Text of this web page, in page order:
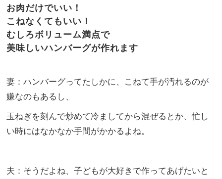
お肉だけでいい！
こねなくてもいい！
むしろボリューム満点で
美味しいハンバーグが作れます
妻：ハンバーグってたしかに、こねて手が汚れるのが
嫌なのもあるし、
玉ねぎを刻んで炒めて冷ましてから混ぜるとか、忙し
い時にはなかなか手間がかかるよね。
夫：そうだよね、子どもが大好きで作ってあげたいと